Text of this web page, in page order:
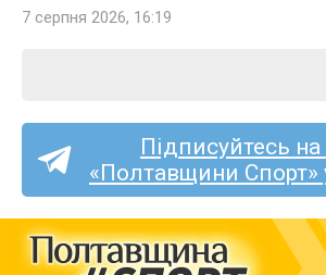
7 серпня 2026, 16:19
Підписуйтесь
«Полтавщини Спорт»